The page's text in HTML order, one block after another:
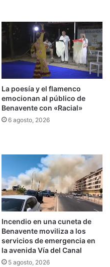
La poesía y el flamenco
emocionan al público de
Benavente con «Racial»
6 agosto, 2026
Incendio en una cuneta de
Benavente moviliza a los
servicios de emergencia en
la avenida Vía del Canal
5 agosto, 2026